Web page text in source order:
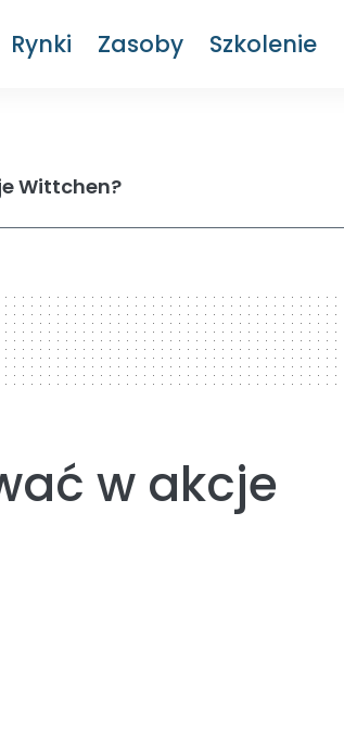
Rynki Zasoby Szkolenie
Wittchen?
w akcje